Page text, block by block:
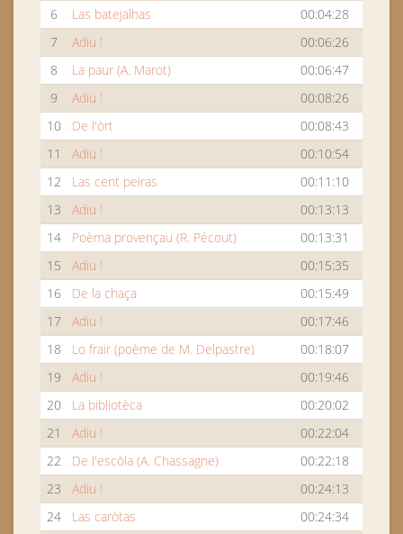
6
Las batejalhas
00:04:28
7
Adiu !
00:06:26
8
La paur (A. Marot)
00:06:47
9
Adiu !
00:08:26
10
De l'òrt
00:08:43
11
Adiu !
00:10:54
12
Las cent peiras
00:11:10
13
Adiu !
00:13:13
14
Poèma provençau (R. Pécout)
00:13:31
15
Adiu !
00:15:35
16
De la chaça
00:15:49
17
Adiu !
00:17:46
18
Lo frair (poème de M. Delpastre)
00:18:07
19
Adiu !
00:19:46
20
La bibliotèca
00:20:02
21
Adiu !
00:22:04
22
De l'escòla (A. Chassagne)
00:22:18
23
Adiu !
00:24:13
24
Las caròtas
00:24:34